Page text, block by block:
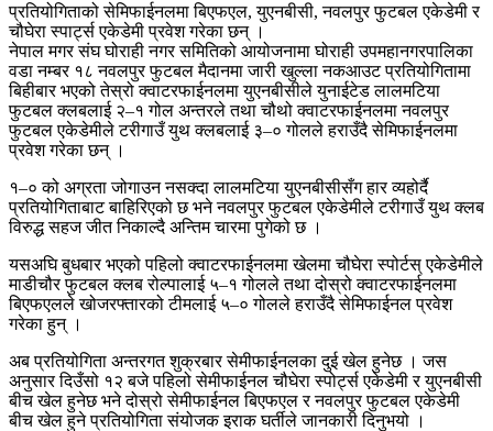
प्रतियोगिताको सेमिफाईनलमा बिएफएल, युएनबीसी, नवलपुर फुटबल एकेडेमी र
चौघेरा स्पार्ट्स एकेडेमी प्रवेश गरेका छन् ।
नेपाल मगर संघ घोराही नगर समितिको आयोजनामा घोराही उपमहानगरपालिका
वडा नम्बर १८ नवलपुर फुटबल मैदानमा जारी खुल्ला नकआउट प्रतियोगितामा
बिहीबार भएको तेस्रो क्वाटरफाईनलमा युएनबीसीले युनाईटेड लालमटिया
फुटबल क्लबलाई २–१ गोल अन्तरले तथा चौथो क्वाटरफाईनलमा नवलपुर
फुटबल एकेडेमीले टरीगाउँ युथ क्लबलाई ३–० गोलले हराउँदै सेमिफाईनलमा
प्रवेश गरेका छन् ।
१–० को अग्रता जोगाउन नसक्दा लालमटिया युएनबीसीसँग हार व्यहोर्दै
प्रतियोगिताबाट बाहिरिएको छ भने नवलपुर फुटबल एकेडेमीले टरीगाउँ युथ क्लब
विरुद्ध सहज जीत निकाल्दै अन्तिम चारमा पुगेको छ ।
यसअघि बुधबार भएको पहिलो क्वाटरफाईनलमा खेलमा चौघेरा स्पोर्टस् एकेडेमीले
माडीचौर फुटबल क्लब रोल्पालाई ५–१ गोलले तथा दोस्रो क्वाटरफाईनलमा
बिएफएलले खोजरफ्तारको टीमलाई ५–० गोलले हराउँदै सेमिफाईनल प्रवेश
गरेका हुन् ।
अब प्रतियोगिता अन्तरगत शुक्रबार सेमीफाईनलका दुई खेल हुनेछ । जस
अनुसार दिउँसो १२ बजे पहिलो सेमीफाईनल चौघेरा स्पोर्ट्स एकेडेमी र युएनबीसी
बीच खेल हुनेछ भने दोस्रो सेमीफाईनल बिएफएल र नवलपुर फुटबल एकेडेमी
बीच खेल हुने प्रतियोगिता संयोजक इराक घर्तीले जानकारी दिनुभयो ।